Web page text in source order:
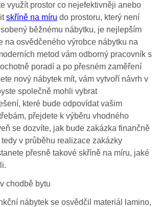
využít prostor co nejefektivněji anebo
skříně na míru do prostoru, který není
běžnému nábytku, je nejlepším
na osvědčeného výrobce nábytku na
metod vám odborný pracovník s
poradí a po přesném zaměření
nový nábytek mít, vám vytvoří návrh v
společně mohli vybrat
které bude odpovídat vašim
přejdete k výběru vhodného
se dozvíte, jak bude zakázka finančně
v průběhu realizace zakázky
přesně takové skříně na míru, jaké
nábytek se osvědčil materiál lamino,